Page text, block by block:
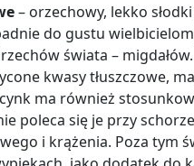
– orzechowy, lekko
do gustu
świata –
kwasy tłuszczowe,
ma również
poleca się je przy
i krążenia. Poza tym